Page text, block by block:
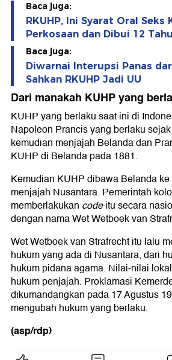
Baca juga:
RKUHP, Ini Syarat Oral Seks
Perkosaan dan Dibui 12
Baca juga:
Diwarnai Interupsi Panas
Sahkan RKUHP Jadi UU
Dari manakah KUHP yang
KUHP yang berlaku saat ini di
Napoleon Prancis yang berlaku
kemudian menjajah Belanda dan
KUHP di Belanda pada 1881.
Kemudian KUHP dibawa Belanda
menjajah Nusantara. Pemerintah
memberlakukan codeitu secara
dengan nama Wet Wetboek van
Wet Wetboek van Strafrecht itu lalu
hukum yang ada di Nusantara, dari
hukum pidana agama. Nilai-nilai
hukum penjajah. Proklamasi
dikumandangkan pada 17 Agustus
mengubah hukum yang berlaku.
(asp/rdp)